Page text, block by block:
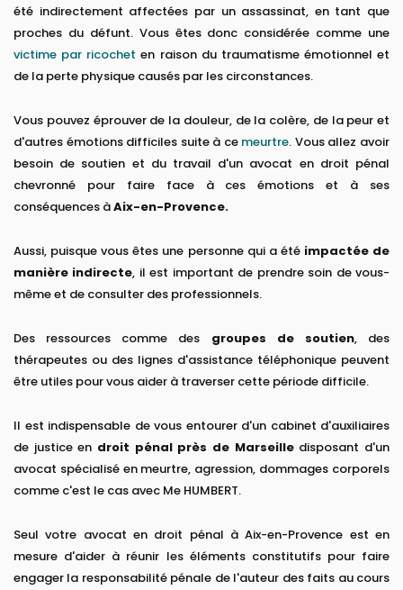
été indirectement affectées par un assassinat, en tant que
proches du défunt. Vous êtes donc considérée comme une
victime par ricochet en raison du traumatisme émotionnel et
de la perte physique causés par les circonstances.
Vous pouvez éprouver de la douleur, de la colère, de la peur et
d'autres émotions difficiles suite à ce meurtre. Vous allez avoir
besoin de soutien et du travail d'un avocat en droit pénal
chevronné pour faire face à ces émotions et à ses
conséquences àAix-en-Provence.
Aussi, puisque vous êtes une personne qui a été impactée de
manière indirecte, il est important de prendre soin de vous-
même et de consulter des professionnels.
Des ressources comme des groupes de soutien, des
thérapeutes ou des lignes d'assistance téléphonique peuvent
être utiles pour vous aider à traverser cette période difficile.
Il est indispensable de vous entourer d'un cabinet d'auxiliaires
de justice en droit pénal près de Marseilledisposant d'un
avocat spécialisé en meurtre, agression, dommages corporels
comme c'est le cas avec Me HUMBERT.
Seul votre avocat en droit pénal à Aix-en-Provence est en
mesure d'aider à réunir les éléments constitutifs pour faire
engager la responsabilité pénale de l'auteur des faits au cours